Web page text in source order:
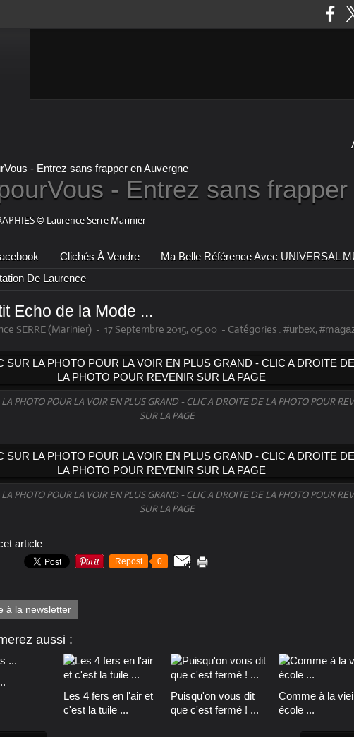
- Entrez sans
© Laurence Serre Marinier
Clichés À Vendre Ma Belle Référence Avec UNIVERSAL
De Laurence
Echo de la Mode ...
SERRE (Marinier) - 17 Septembre 2015, 05:00 - Catégories : #urbex,
LA PHOTO POUR LA VOIR EN PLUS GRAND - CLIC A DROITE DE LA PHOTO POUR
SUR LA PAGE
LA PHOTO POUR LA VOIR EN PLUS GRAND - CLIC A DROITE DE LA PHOTO POUR
SUR LA PAGE
article
Repost 0
à la newsletter
aussi :
Les 4 fers en l'air et
c'est la tuile ...
Puisqu'on vous dit
que c'est fermé ! ...
Comme à la
école ...